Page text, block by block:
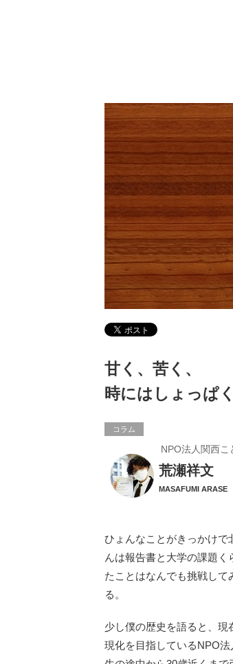
甘く、苦く、
時にはしょっぱく
コラム
NPO法人関西こ
荒瀬祥文
MASAFUMI ARASE
ひょんなことがきっかけで
んは報告書と大学の課題
たことはなんでも挑戦し
る。
少し僕の歴史を語ると、
現化を目指しているNPO